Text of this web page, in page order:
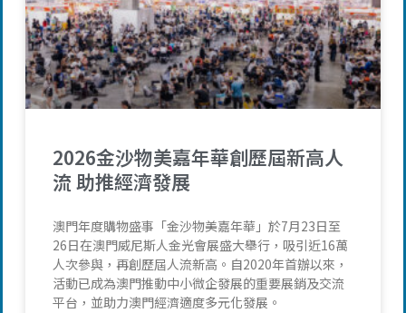
2026金沙物美嘉年華創歷屆新高人
流 助推經濟發展
澳門年度購物盛事「金沙物美嘉年華」於7月23日至
26日在澳門威尼斯人金光會展盛大舉行，吸引近16萬
人次參與，再創歷屆人流新高。自2020年首辦以來，
活動已成為澳門推動中小微企發展的重要展銷及交流
平台，並助力澳門經濟適度多元化發展。